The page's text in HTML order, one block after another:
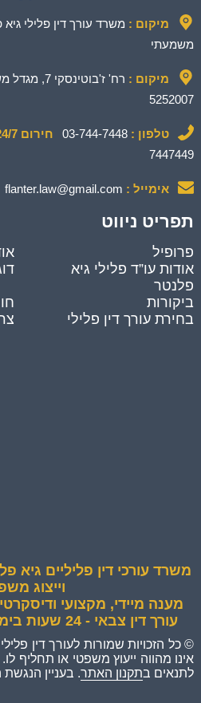
מיקום : משרד עורך דין פלילי גיא
משמעתי
מיקום :
5252007
טלפון : 03-744-7448 חירום 24/7:
7447449
אימייל : flanter.law@gmail.com
תפריט ניווט
פרופיל
אודות עו”ד פלילי גיא
פלנטר
ביקורות
בחירת עורך דין פלילי
משרד עורכי דין פליליים גיא
וייצוג
מענה מיידי, מקצועי ודיסקרטי
עורך דין צבאי - 24 שעות ביממה, בכל רחבי הארץ.
© כל הזכויות שמורות לעורך דין
אינו מהווה ייעוץ משפטי או תחליף
לתנאים בתקנון האתר. בעניין